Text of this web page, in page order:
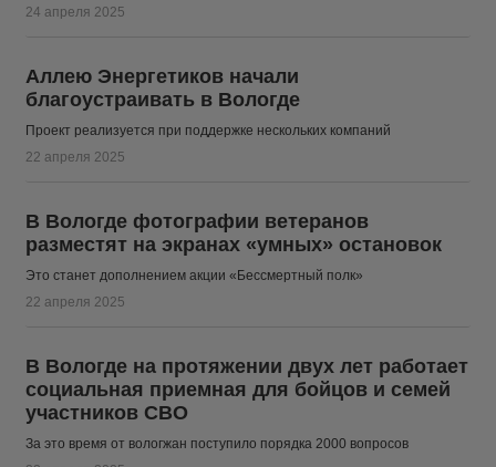
24 апреля 2025
Аллею Энергетиков начали
благоустраивать в Вологде
Проект реализуется при поддержке нескольких компаний
22 апреля 2025
В Вологде фотографии ветеранов
разместят на экранах «умных» остановок
Это станет дополнением акции «Бессмертный полк»
22 апреля 2025
В Вологде на протяжении двух лет работает
социальная приемная для бойцов и семей
участников СВО
За это время от вологжан поступило порядка 2000 вопросов